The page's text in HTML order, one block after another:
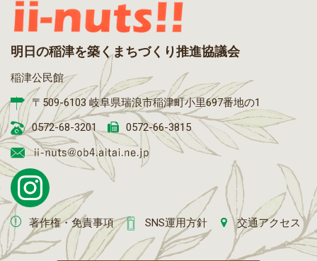
明日の稲津を築くまちづくり推進協議会
稲津公民館
〒509-6103 岐阜県瑞浪市稲津町小里697番地の1
0572-68-3201
0572-66-3815
著作権・免責事項 SNS運用方針 交通アクセス